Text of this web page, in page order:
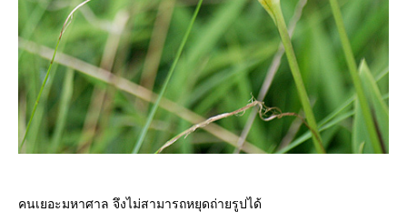
คนเยอะมหาศาล จึงไม่สามารถหยุดถ่ายรูปได้